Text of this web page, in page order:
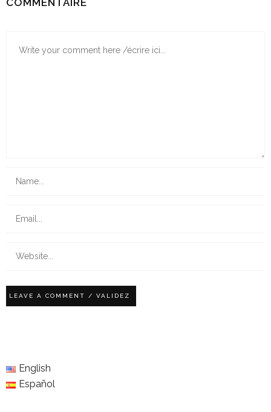
COMMENTAIRE
English
Español